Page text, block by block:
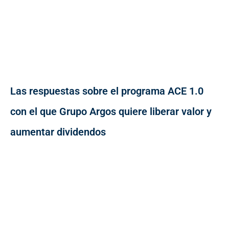
Las respuestas sobre el programa ACE 1.0
con el que Grupo Argos quiere liberar valor y
aumentar dividendos